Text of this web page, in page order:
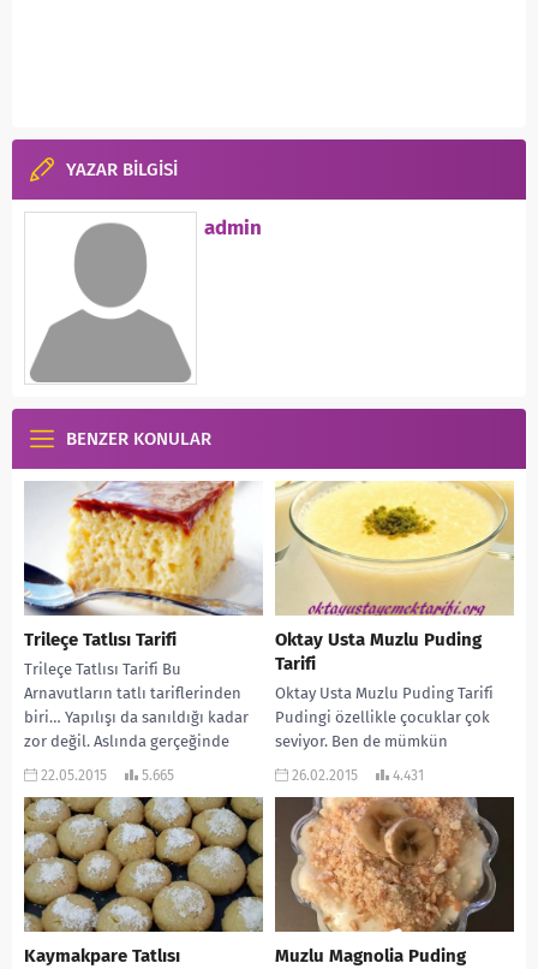
YAZAR BİLGİSİ
admin
BENZER KONULAR
Trileçe Tatlısı Tarifi
Trileçe Tatlısı Tarifi Bu
Arnavutların tatlı tariflerinden
biri… Yapılışı da sanıldığı kadar
zor değil. Aslında gerçeğinde
manda sütü kullanılıyor. Fakat...
22.05.2015 5.665
Oktay Usta Muzlu Puding
Tarifi
Oktay Usta Muzlu Puding Tarifi
Pudingi özellikle çocuklar çok
seviyor. Ben de mümkün
olduğunca hazır almak yerine
26.02.2015 4.431
Kaymakpare Tatlısı Muzlu Magnolia Puding